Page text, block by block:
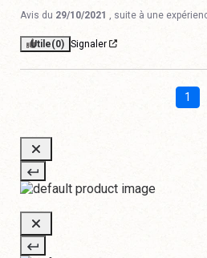
Avis du 29/10/2021 , suite à une
Utile(0) Signaler
1